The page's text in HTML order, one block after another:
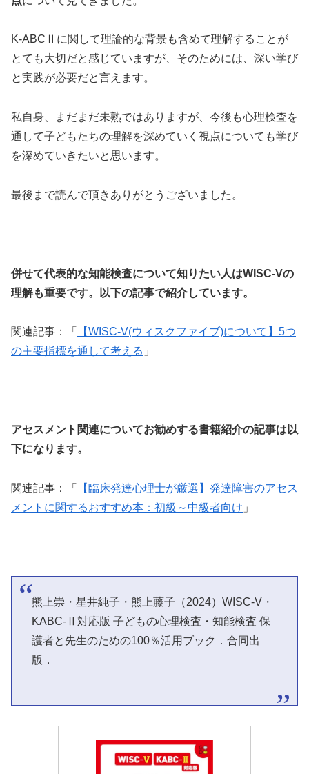
K-ABCⅡに関して理論的な背景も含めて理解することが
とても大切だと感じていますが、そのためには、深い学び
と実践が必要だと言えます。
私自身、まだまだ未熟ではありますが、今後も心理検査を
通して子どもたちの理解を深めていく視点についても学び
を深めていきたいと思います。
最後まで読んで頂きありがとうございました。
併せて代表的な知能検査について知りたい人はWISC-Vの
理解も重要です。以下の記事で紹介しています。
関連記事：「
【WISC-V(ウィスクファイブ)について】5つ
の主要指標を通して考える 」
アセスメント関連についてお勧めする書籍紹介の記事は以
下になります。
関連記事：「
【臨床発達心理士が厳選】発達障害のアセス
メントに関するおすすめ本：初級～中級者向け 」
熊上崇・星井純子・熊上藤子（2024）WISC-V・
KABC-Ⅱ対応版 子どもの心理検査・知能検査 保
護者と先生のための100％活用ブック．合同出
版．